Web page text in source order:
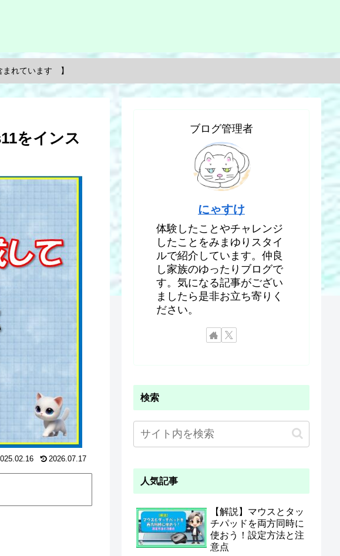
まれています 】
をインス
2026.07.17
ブログ管理者
にゃすけ
体験したことやチャレンジ
したことをみまゆりスタイ
ルで紹介しています。仲良
し家族のゆったりブログで
す。気になる記事がござい
ましたら是非お立ち寄りく
ださい。
検索
人気記事
【解説】マウスとタッ
チパッドを両方同時に
使おう！設定方法と注
意点